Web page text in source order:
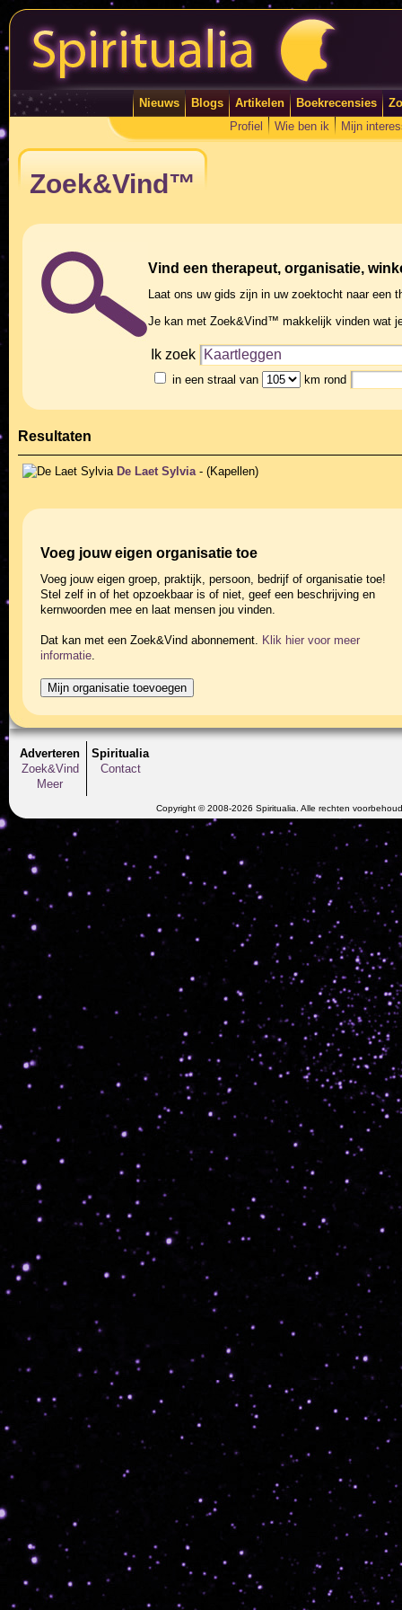
Nieuws Blogs Artikelen Boekrecensies
Profiel
Wie ben ik Mijn
Zoek&Vind™
Vind een therapeut, organisatie,
Laat ons uw gids zijn in uw zoektocht naar een
Je kan met Zoek&Vind™ makkelijk vinden wat
Ik zoek
in een straal van km rond
Resultaten
De Laet Sylvia - (Kapellen)
Voeg jouw eigen organisatie toe
Voeg jouw eigen groep, praktijk, persoon, bedrijf of organisatie toe!
Stel zelf in of het opzoekbaar is of niet, geef een beschrijving en
kernwoorden mee en laat mensen jou vinden.
Dat kan met een Zoek&Vind abonnement. Klik hier voor meer
informatie
Adverteren
Zoek&Vind
Meer
Spiritualia
Contact
Copyright © 2008-2026 Spiritualia. Alle rechten